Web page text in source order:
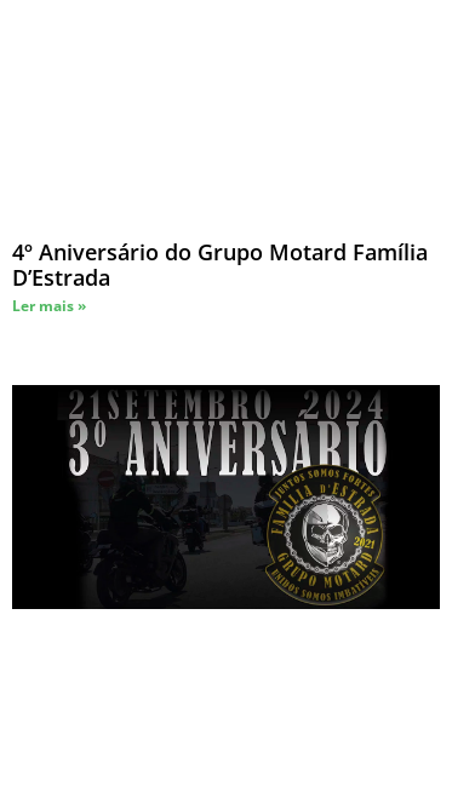
4º Aniversário do Grupo Motard Família
D’Estrada
Ler mais »